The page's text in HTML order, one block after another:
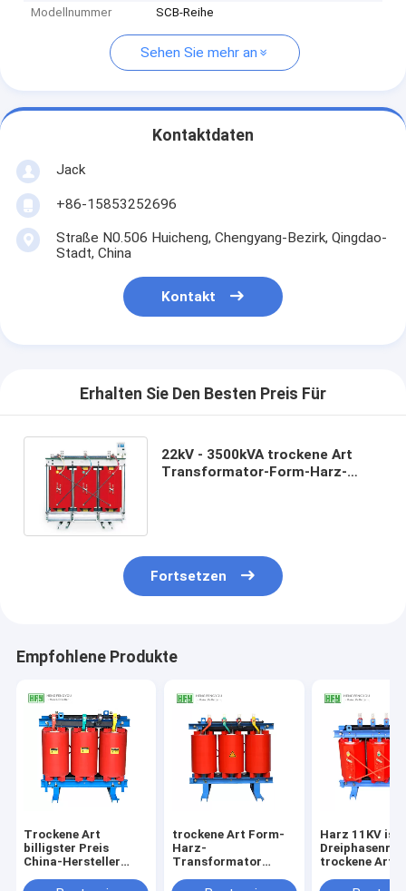
Modellnummer
SCB-Reihe
Sehen Sie mehr an
Kontaktdaten
Jack
+86-15853252696
Straße N0.506 Huicheng, Chengyang-Bezirk, Qingdao-
Stadt, China
Kontakt
Erhalten Sie Den Besten Preis Für
22kV - 3500kVA trockene Art
Transformator-Form-Harz-
Fortsetzen
Empfohlene Produkte
Trockene Art
billigster Preis
China-Hersteller
trockene Art Form-
Harz-
Transformator
Harz 11KV
trockene Art